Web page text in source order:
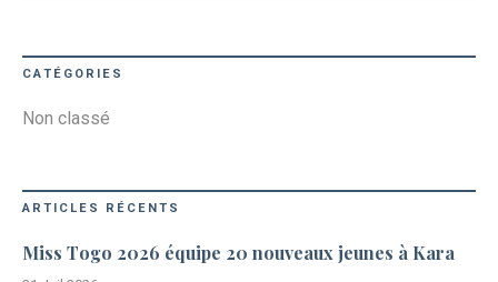
CATÉGORIES
Non classé
ARTICLES RÉCENTS
Miss Togo 2026 équipe 20 nouveaux jeunes à Kara